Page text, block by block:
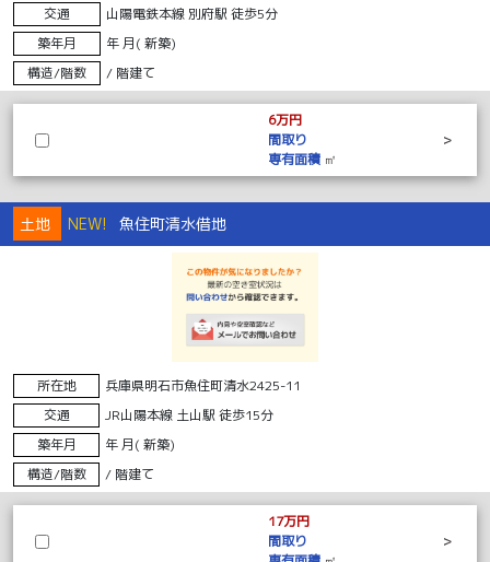
交通
山陽電鉄本線 別府駅 徒歩5分
築年月
年 月( 新築)
構造/階数
/ 階建て
6万円
間取り
専有面積㎡
>
土地 NEW! 魚住町清水借地
所在地
兵庫県明石市魚住町清水2425-11
交通
JR山陽本線 土山駅 徒歩15分
築年月
年 月( 新築)
構造/階数
/ 階建て
17万円
間取り
>